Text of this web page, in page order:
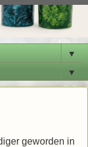
▼
▼
geworden in